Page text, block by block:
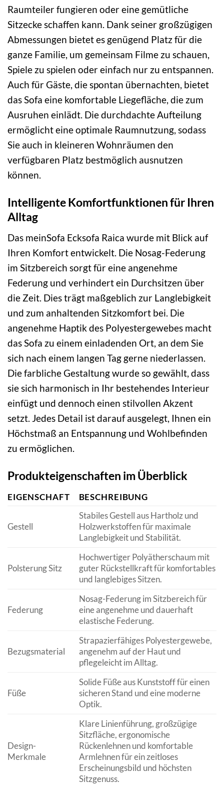
Raumteiler fungieren oder eine gemütliche
Sitzecke schaffen kann. Dank seiner großzügigen
Abmessungen bietet es genügend Platz für die
ganze Familie, um gemeinsam Filme zu schauen,
Spiele zu spielen oder einfach nur zu entspannen.
Auch für Gäste, die spontan übernachten, bietet
das Sofa eine komfortable Liegefläche, die zum
Ausruhen einlädt. Die durchdachte Aufteilung
ermöglicht eine optimale Raumnutzung, sodass
Sie auch in kleineren Wohnräumen den
verfügbaren Platz bestmöglich ausnutzen
können.
Intelligente Komfortfunktionen für Ihren
Alltag
Das meinSofa Ecksofa Raica wurde mit Blick auf
Ihren Komfort entwickelt. Die Nosag-Federung
im Sitzbereich sorgt für eine angenehme
Federung und verhindert ein Durchsitzen über
die Zeit. Dies trägt maßgeblich zur Langlebigkeit
und zum anhaltenden Sitzkomfort bei. Die
angenehme Haptik des Polyestergewebes macht
das Sofa zu einem einladenden Ort, an dem Sie
sich nach einem langen Tag gerne niederlassen.
Die farbliche Gestaltung wurde so gewählt, dass
sie sich harmonisch in Ihr bestehendes Interieur
einfügt und dennoch einen stilvollen Akzent
setzt. Jedes Detail ist darauf ausgelegt, Ihnen ein
Höchstmaß an Entspannung und Wohlbefinden
zu ermöglichen.
Produkteigenschaften im Überblick
EIGENSCHAFT BESCHREIBUNG
Gestell
Stabiles Gestell aus Hartholz und
Holzwerkstoffen für maximale
Langlebigkeit und Stabilität.
Polsterung Sitz
Hochwertiger Polyätherschaum mit
guter Rückstellkraft für komfortables
und langlebiges Sitzen.
Federung
Nosag-Federung im Sitzbereich für
eine angenehme und dauerhaft
elastische Federung.
Bezugsmaterial
Strapazierfähiges Polyestergewebe,
angenehm auf der Haut und
pflegeleicht im Alltag.
Füße
Solide Füße aus Kunststoff für einen
sicheren Stand und eine moderne
Optik.
Design-
Merkmale
Klare Linienführung, großzügige
Sitzfläche, ergonomische
Rückenlehnen und komfortable
Armlehnen für ein zeitloses
Erscheinungsbild und höchsten
Sitzgenuss.